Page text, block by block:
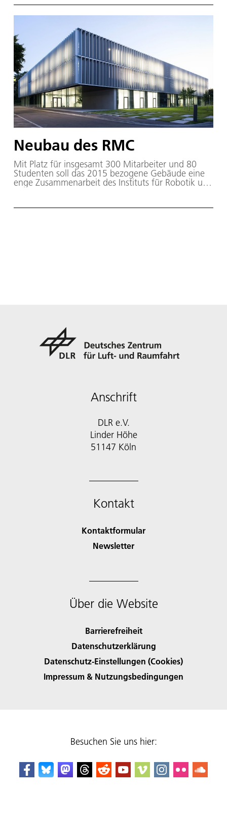
sowie die natürliche Interaktion mit Menschen in
gemeinsamen Arbeitsbereichen. Das Bild zeigt ein
System mit zwei Leichtbauroboterarmen für die
automatische und flexible Montage von komplexen
Aluminiumkonstruktionen, das innerhalb des EU-
Projekts SMErobotics entwickelt wurde.
Neubau des RMC
Mit Platz für insgesamt 300 Mitarbeiter und 80
Studenten soll das 2015 bezogene Gebäude eine
enge Zusammenarbeit des Instituts für Robotik und
RMC ermöglichen.
Anschrift
DLR e.V.
Linder Höhe
51147 Köln
Kontakt
Kontaktformular
Newsletter
Über die Website
Barrierefreiheit
Datenschutzerklärung
Datenschutz-Einstellungen (Cookies)
Impressum & Nutzungsbedingungen
Besuchen Sie uns hier: